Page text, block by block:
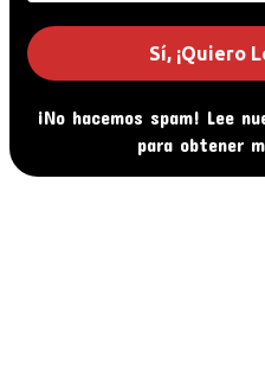
¡No hacemos spam! Lee
para obtener